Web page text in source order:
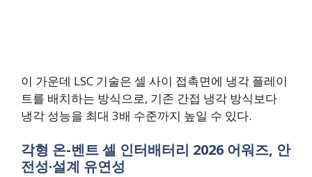
이 가운데 LSC 기술은 셀 사이 접촉면에 냉각 플레이
트를 배치하는 방식으로, 기존 간접 냉각 방식보다
냉각 성능을 최대 3배 수준까지 높일 수 있다.
각형 온-벤트 셀 인터배터리 2026 어워즈, 안
전성·설계 유연성